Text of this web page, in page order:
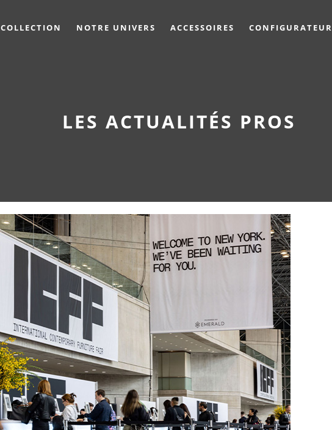
COLLECTION NOTRE UNIVERS ACCESSOIRES CONFIGURATEUR
LES ACTUALITÉS PROS